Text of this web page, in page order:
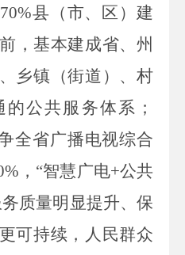
70%县（市、区）建
，基本建成省、州
乡镇（街道）、村
的公共服务体系；
全省广播电视综合
，“智慧广电+公共
质量明显提升、保
可持续，人民群众